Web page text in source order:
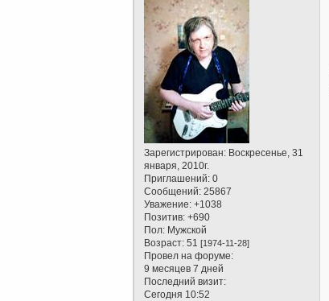
Зарегистрирован: Воскресенье, 31
января, 2010г.
Приглашений: 0
Сообщений: 25867
Уважение: +1038
Позитив: +690
Пол: Мужской
Возраст: 51[1974-11-28]
Провел на форуме:
9 месяцев 7 дней
Последний визит:
Сегодня 10:52